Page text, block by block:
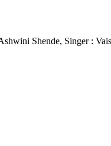
Shende, Singer :